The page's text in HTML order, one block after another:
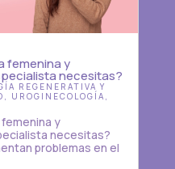
femenina y
necesitas?
REGENERATIVA Y
UROGINECOLOGÍA
y
necesitas?
problemas en el